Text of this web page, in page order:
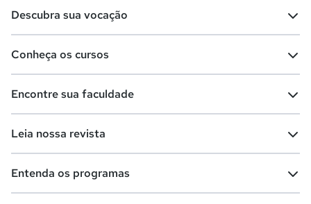
Descubra sua vocação
Conheça os cursos
Cursos técnicos
Encontre sua faculdade
Comunidade Quero
Leia nossa revista
Entenda os programas